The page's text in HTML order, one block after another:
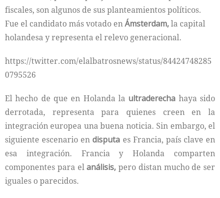
fiscales, son algunos de sus planteamientos políticos.
Fue el candidato más votado enÁmsterdam,la capital
holandesa y representa el relevo generacional.
https://twitter.com/elalbatrosnews/status/84424748285
0795526
El hecho de que en Holanda la ultraderecha haya sido
derrotada, representa para quienes creen en la
integración europea una buena noticia. Sin embargo, el
siguiente escenario endisputa es Francia, país clave en
esa integración. Francia y Holanda comparten
componentes para elanálisis, pero distan mucho de ser
iguales o parecidos.